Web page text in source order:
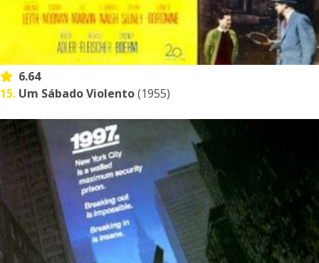
6.64
15. Um Sábado Violento(1955)